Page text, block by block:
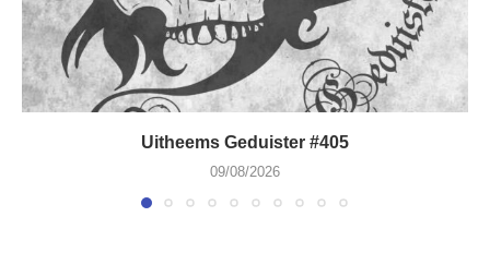
Uitheems Geduister #405
09/08/2026